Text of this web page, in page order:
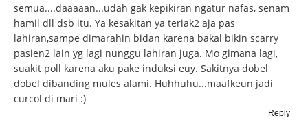
semua....daaaaan...udah gak kepikiran ngatur nafas, senam
hamil dll dsb itu. Ya kesakitan ya teriak2 aja pas
lahiran,sampe dimarahin bidan karena bakal bikin scarry
pasien2 lain yg lagi nunggu lahiran juga. Mo gimana lagi,
suakit poll karena aku pake induksi euy. Sakitnya dobel
dobel dibanding mules alami. Huhhuhu...maafkeun jadi
curcol di mari :)
Reply